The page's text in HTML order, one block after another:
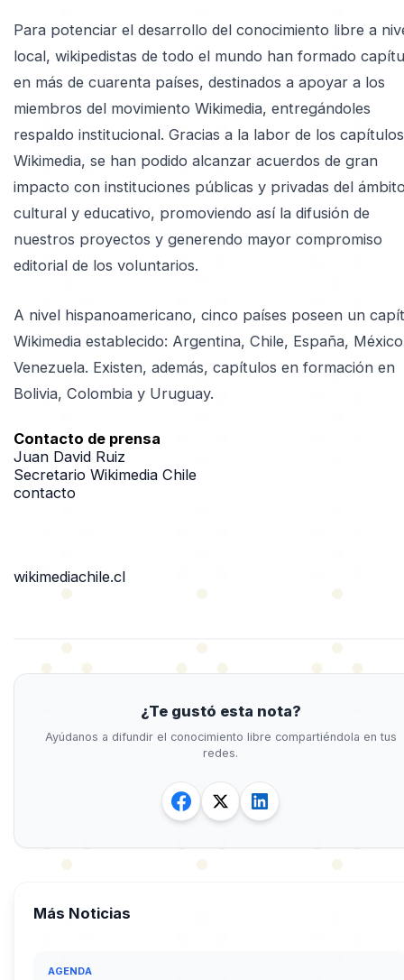
Para potenciar el desarrollo del conocimiento libre a
local, wikipedistas de todo el mundo han formado
en más de cuarenta países, destinados a apoyar a los
miembros del movimiento Wikimedia, entregándoles
respaldo institucional. Gracias a la labor de los capítulos
Wikimedia, se han podido alcanzar acuerdos de gran
impacto con instituciones públicas y privadas del
cultural y educativo, promoviendo así la difusión de
nuestros proyectos y generendo mayor compromiso
editorial de los voluntarios.
A nivel hispanoamericano, cinco países poseen un
Wikimedia establecido: Argentina, Chile, España,
Venezuela. Existen, además, capítulos en formación en
Bolivia, Colombia y Uruguay.
Contacto de prensa
Juan David Ruiz
Secretario Wikimedia Chile
contacto
wikimediachile.cl
¿Te gustó esta nota?
Ayúdanos a difundir el conocimiento libre compartiéndola en tus
redes.
Más Noticias
AGENDA